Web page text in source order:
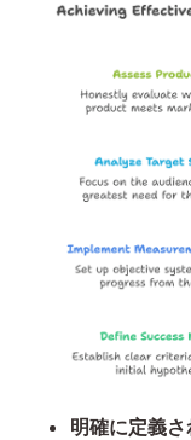
明確に定義